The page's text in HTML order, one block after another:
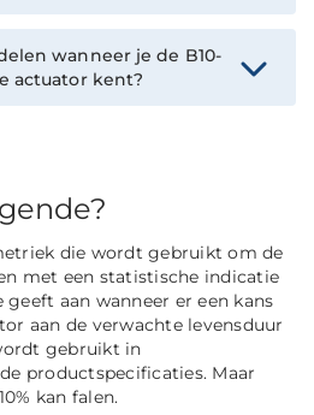
wanneer je de B10-
actuator kent?
die wordt gebruikt om de
met een statistische indicatie
geeft aan wanneer er een kans
aan de verwachte levensduur
gebruikt in
productspecificaties. Maar
kan falen.